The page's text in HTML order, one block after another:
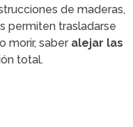
de maderas,
permiten trasladarse
morir, saber alejar las
total.